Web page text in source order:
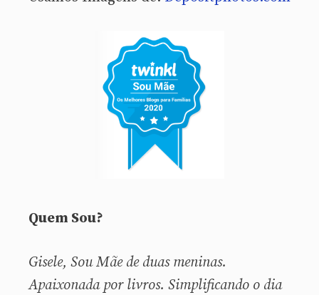
Quem Sou?
Gisele, Sou Mãe de duas meninas.
Apaixonada por livros. Simplificando o dia